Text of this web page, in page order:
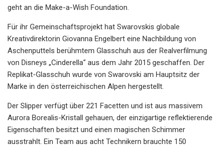
geht an die Make-a-Wish Foundation.
Für ihr Gemeinschaftsprojekt hat Swarovskis globale
Kreativdirektorin Giovanna Engelbert eine Nachbildung von
Aschenputtels berühmtem Glasschuh aus der Realverfilmung
von Disneys „Cinderella“ aus dem Jahr 2015 geschaffen. Der
Replikat-Glasschuh wurde von Swarovski am Hauptsitz der
Marke in den österreichischen Alpen hergestellt.
Der Slipper verfügt über 221 Facetten und ist aus massivem
Aurora Borealis-Kristall gehauen, der einzigartige reflektierende
Eigenschaften besitzt und einen magischen Schimmer
ausstrahlt. Ein Team aus acht Technikern brauchte 150